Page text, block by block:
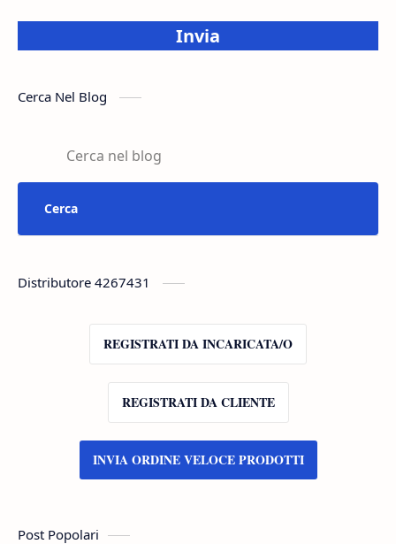
Invia
Cerca Nel Blog
Distributore 4267431
REGISTRATI DA INCARICATA/O
REGISTRATI DA CLIENTE
INVIA ORDINE VELOCE PRODOTTI
Post Popolari